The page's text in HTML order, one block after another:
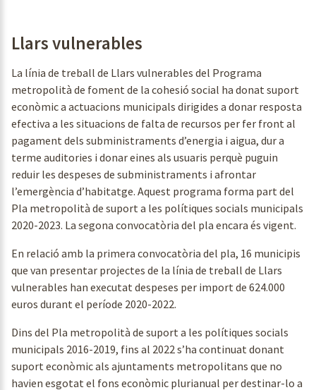
Llars vulnerables
La línia de treball de Llars vulnerables del Programa
metropolità de foment de la cohesió social ha donat suport
econòmic a actuacions municipals dirigides a donar resposta
efectiva a les situacions de falta de recursos per fer front al
pagament dels subministraments d’energia i aigua, dur a
terme auditories i donar eines als usuaris perquè puguin
reduir les despeses de subministraments i afrontar
l’emergència d’habitatge. Aquest programa forma part del
Pla metropolità de suport a les polítiques socials municipals
2020-2023. La segona convocatòria del pla encara és vigent.
En relació amb la primera convocatòria del pla, 16 municipis
que van presentar projectes de la línia de treball de Llars
vulnerables han executat despeses per import de 624.000
euros durant el període 2020-2022.
Dins del Pla metropolità de suport a les polítiques socials
municipals 2016-2019, fins al 2022 s’ha continuat donant
suport econòmic als ajuntaments metropolitans que no
havien esgotat el fons econòmic plurianual per destinar-lo a